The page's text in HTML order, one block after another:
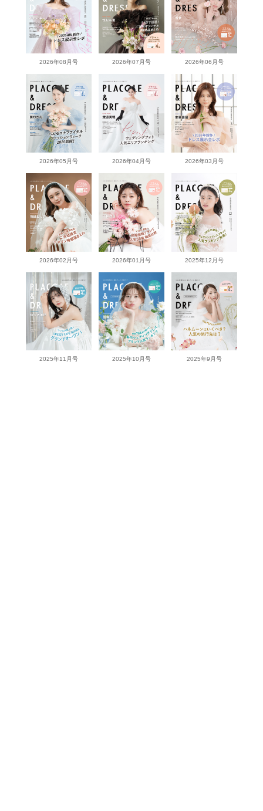
2026年08月号 2026年07月号 2026年06月号
2026年05月号 2026年04月号 2026年03月号
2026年02月号 2026年01月号 2025年12月号
2025年11月号 2025年10月号 2025年9月号